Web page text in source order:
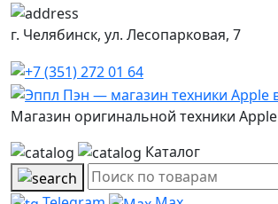
г. Челябинск, ул. Лесопарковая, 7
Магазин оригинальной техники Apple
Каталог